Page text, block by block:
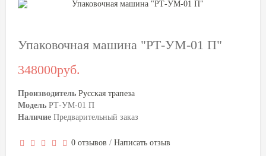
Упаковочная машина "РТ-УМ-01 П"
348000руб.
Производитель Русская трапеза
Модель РТ-УМ-01 П
Наличие Предварительный заказ
0 отзывов / Написать отзыв